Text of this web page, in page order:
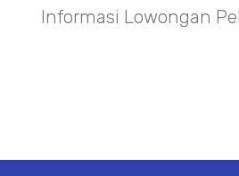
Informasi Lowongan